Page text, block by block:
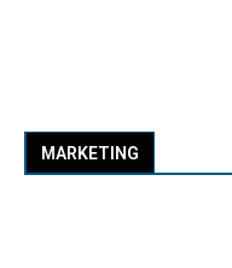
MARKETING